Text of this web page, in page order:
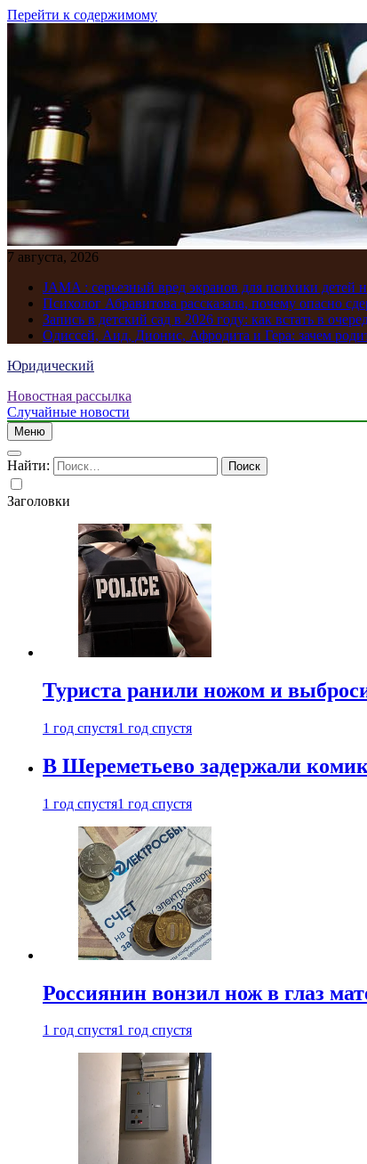
Перейти к содержимому
7 августа, 2026
JAMA : серьезный вред экранов для психики детей
Психолог Абравитова рассказала, почему опасно
Запись в детский сад в 2026 году: как встать в
Одиссей, Аид, Дионис, Афродита и Гера: зачем
Юридический
Новостная рассылка
Случайные новости
Меню
Найти:
Заголовки
Туриста ранили ножом и
1 год спустя1 год спустя
В Шереметьево задержали
1 год спустя1 год спустя
Россиянин вонзил нож в глаз
1 год спустя1 год спустя